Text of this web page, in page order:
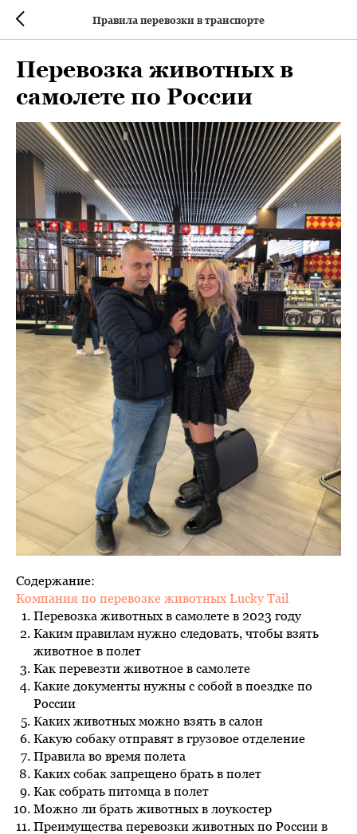
Правила перевозки в транспорте
Перевозка животных в
самолете по России
Содержание:
Компания по перевозке животных Lucky Tail
Перевозка животных в самолете в 2023 году
Каким правилам нужно следовать, чтобы взять
животное в полет
Как перевезти животное в самолете
Какие документы нужны с собой в поездке по
России
Каких животных можно взять в салон
Какую собаку отправят в грузовое отделение
Правила во время полета
Каких собак запрещено брать в полет
Как собрать питомца в полет
Можно ли брать животных в лоукостер
Преимущества перевозки животных по России в